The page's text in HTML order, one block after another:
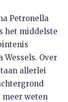
Petronella
het middelste
Wessels. Over
allerlei
meer weten